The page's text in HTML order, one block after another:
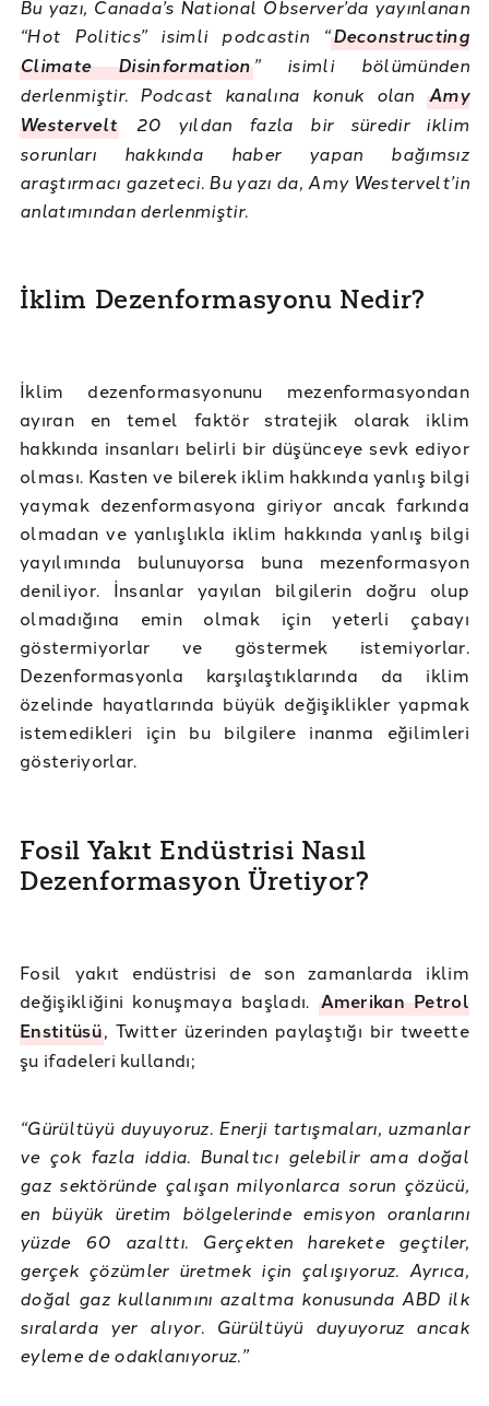
Bu yazı, Canada’s National Observer’da yayınlanan
“Hot Politics” isimli podcastin “Deconstructing
Climate Disinformation” isimli bölümünden
derlenmiştir. Podcast kanalına konuk olanAmy
Westervelt 20 yıldan fazla bir süredir iklim
sorunları hakkında haber yapan bağımsız
araştırmacı gazeteci. Bu yazı da, Amy Westervelt’in
anlatımından derlenmiştir.
İklim Dezenformasyonu Nedir?
İklim dezenformasyonunu mezenformasyondan
ayıran en temel faktör stratejik olarak iklim
hakkında insanları belirli bir düşünceye sevk ediyor
olması. Kasten ve bilerek iklim hakkında yanlış bilgi
yaymak dezenformasyona giriyor ancak farkında
olmadan ve yanlışlıkla iklim hakkında yanlış bilgi
yayılımında bulunuyorsa buna mezenformasyon
deniliyor. İnsanlar yayılan bilgilerin doğru olup
olmadığına emin olmak için yeterli çabayı
göstermiyorlar ve göstermek istemiyorlar.
Dezenformasyonla karşılaştıklarında da iklim
özelinde hayatlarında büyük değişiklikler yapmak
istemedikleri için bu bilgilere inanma eğilimleri
gösteriyorlar.
Fosil Yakıt Endüstrisi Nasıl
Dezenformasyon Üretiyor?
Fosil yakıt endüstrisi de son zamanlarda iklim
değişikliğini konuşmaya başladı. Amerikan Petrol
Enstitüsü, Twitter üzerinden paylaştığı bir tweette
şu ifadeleri kullandı;
“Gürültüyü duyuyoruz. Enerji tartışmaları, uzmanlar
ve çok fazla iddia. Bunaltıcı gelebilir ama doğal
gaz sektöründe çalışan milyonlarca sorun çözücü,
en büyük üretim bölgelerinde emisyon oranlarını
yüzde 60 azalttı. Gerçekten harekete geçtiler,
gerçek çözümler üretmek için çalışıyoruz. Ayrıca,
doğal gaz kullanımını azaltma konusunda ABD ilk
sıralarda yer alıyor. Gürültüyü duyuyoruz ancak
eyleme de odaklanıyoruz.”